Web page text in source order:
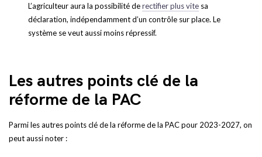
L’agriculteur aura la possibilité derectifier plus vite sa
déclaration, indépendamment d’un contrôle sur place. Le
système se veut aussi moins répressif.
Les autres points clé de la
réforme de la PAC
Parmi les autres points clé de la réforme de la PAC pour 2023-2027, on
peut aussi noter :